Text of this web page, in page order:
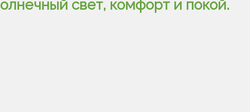
свет, комфорт и покой.